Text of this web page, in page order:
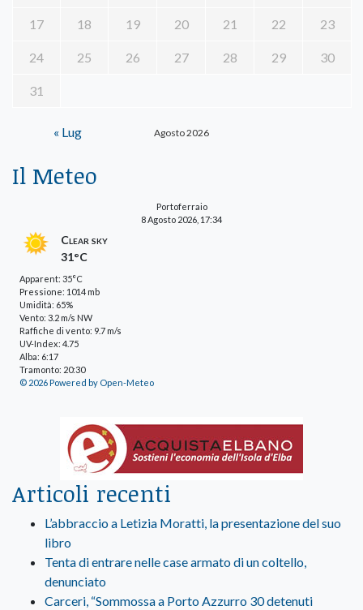
Agosto 2026
17 18 19 20 21 22 23
24 25 26 27 28 29 30
31
« Lug
Il Meteo
Portoferraio
8 Agosto 2026, 17:34
Clear sky
31°C
Apparent: 35°C
Pressione: 1014 mb
Umidità: 65%
Vento: 3.2 m/s NW
Raffiche di vento: 9.7 m/s
UV-Index: 4.75
Alba: 6:17
Tramonto: 20:30
© 2026 Powered by Open-Meteo
Articoli recenti
L’abbraccio a Letizia Moratti, la presentazione del suo
libro
Tenta di entrare nelle case armato di un coltello,
denunciato
Carceri, “Sommossa a Porto Azzurro 30 detenuti